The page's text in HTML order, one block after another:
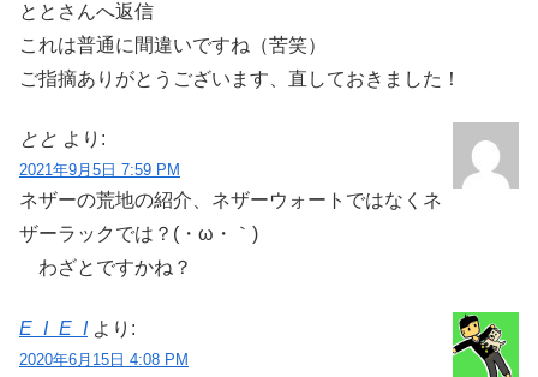
ととさんへ返信
これは普通に間違いですね（苦笑）
ご指摘ありがとうございます、直しておきました！
とと より:
2021年9月5日 7:59 PM
ネザーの荒地の紹介、ネザーウォートではなくネ
ザーラックでは？(・ω・｀)
わざとですかね？
E_I_E_I より:
2020年6月15日 4:08 PM